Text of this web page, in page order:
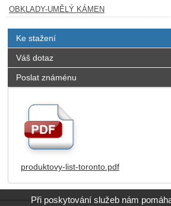
OBKLADY-UMĚLÝ KÁMEN
Ke stažení
Váš dotaz
Poslat známénu
produktovy-list-toronto.pdf
Při poskytování služeb nám